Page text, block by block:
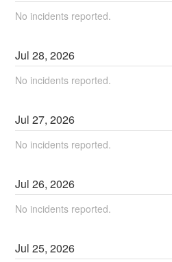
No incidents reported.
Jul28,2026
No incidents reported.
Jul27,2026
No incidents reported.
Jul26,2026
No incidents reported.
Jul25,2026